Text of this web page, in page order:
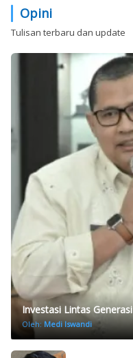
Opini
Tulisan terbaru dan update
Investasi Lintas Generasi
Oleh: Medi Iswandi